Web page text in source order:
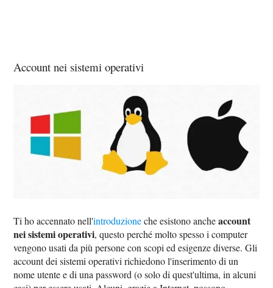
Account nei sistemi operativi
Ti ho accennato nell'introduzioneche esistono ancheaccount
nei sistemi operativi, questo perché molto spesso i computer
vengono usati da più persone con scopi ed esigenze diverse. Gli
account dei sistemi operativi richiedono l'inserimento di un
nome utente e di una password (o solo di quest'ultima, in alcuni